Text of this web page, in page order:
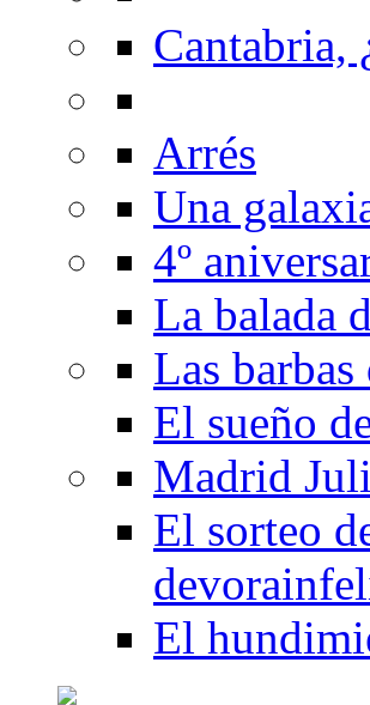
Cantabria,
Arrés
Una
4º
La balada
Las
El sueño
Madrid
El sorteo
El